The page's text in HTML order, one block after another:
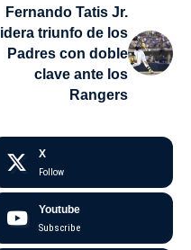
Fernando Tatis Jr.
lidera triunfo de los
Padres con doble
clave ante los
Rangers
X
Follow
Youtube
Subscribe